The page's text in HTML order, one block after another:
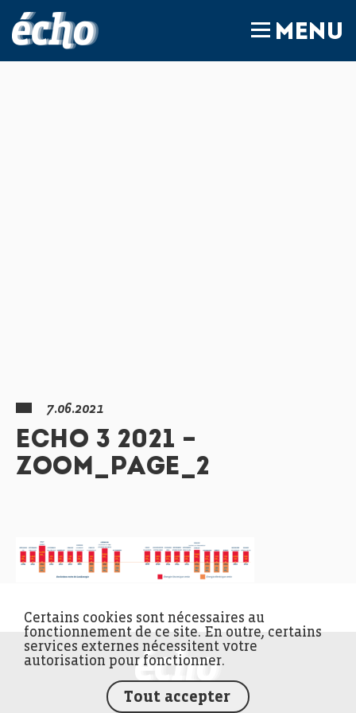
MENU
7.06.2021
ECHO 3 2021 –
ZOOM_PAGE_2
FEDIL écho
Certains cookies sont nécessaires au
fonctionnement de ce site. En outre, certains
services externes nécessitent votre
autorisation pour fonctionner.
Tout accepter